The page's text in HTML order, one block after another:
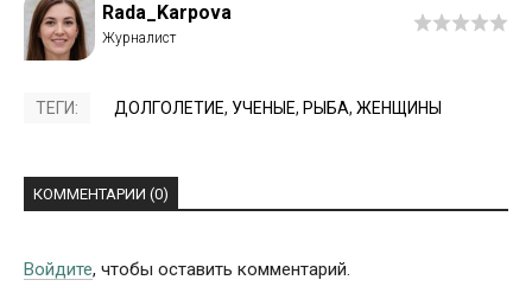
Rada_Karpova
ТЕГИ: ДОЛГОЛЕТИЕ, УЧЕНЫЕ, РЫБА, ЖЕНЩИНЫ
КОММЕНТАРИИ (0)
Войдите, чтобы оставить комментарий.